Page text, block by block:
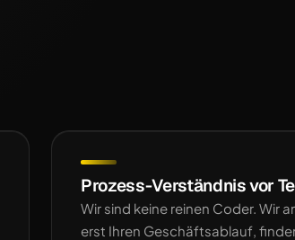
Prozess-Verständnis vor
Wir sind keine reinen Coder. Wir
erst Ihren Geschäftsablauf,